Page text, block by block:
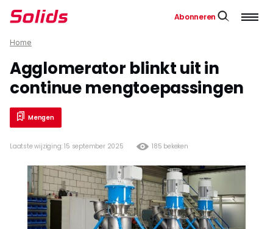
Abonneren
Home
Agglomerator blinkt uit in
continue mengtoepassingen
Mengen
185 bekeken
Laatste wijziging: 15 september 2025